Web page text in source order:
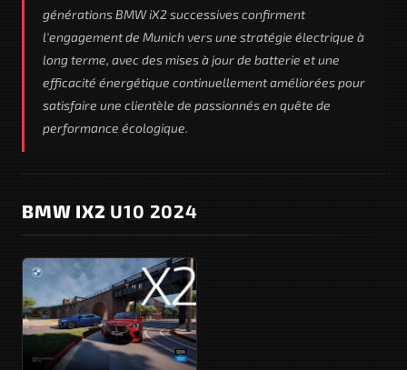
générations BMW iX2 successives confirment
l'engagement de Munich vers une stratégie électrique à
long terme, avec des mises à jour de batterie et une
efficacité énergétique continuellement améliorées pour
satisfaire une clientèle de passionnés en quête de
performance écologique.
BMW IX2 U10 2024